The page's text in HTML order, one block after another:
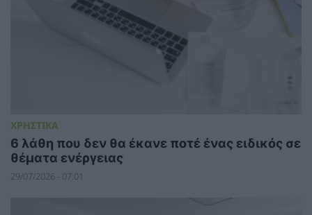
ΧΡΗΣΤΙΚΑ
6 λάθη που δεν θα έκανε ποτέ ένας ειδικός σε
θέματα ενέργειας
29/07/2026 - 07:01